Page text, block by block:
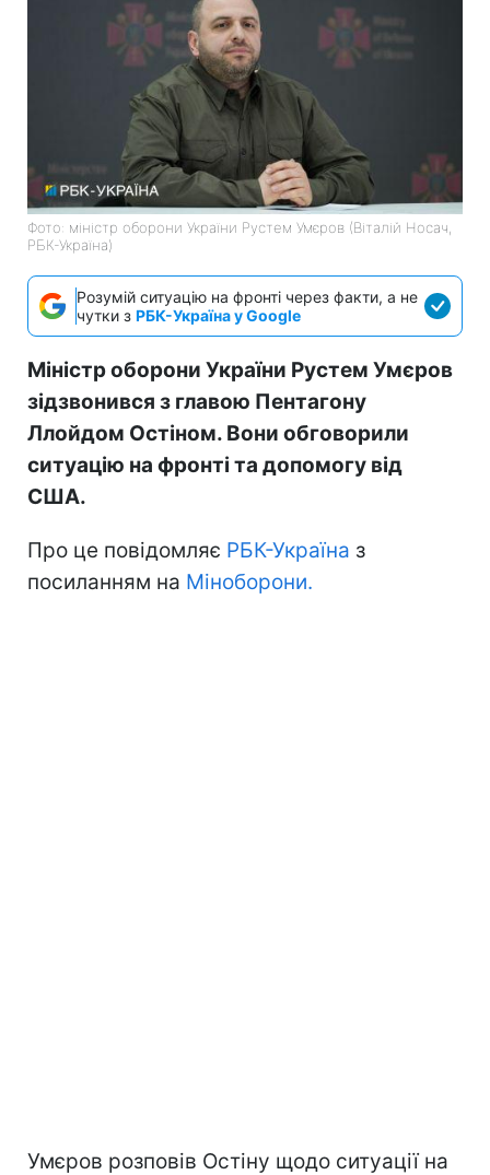
Фото: міністр оборони України Рустем Умєров (Віталій Носач,
РБК-Україна)
Розумій ситуацію на фронті через факти, а не
чутки з РБК-Україна у Google
Міністр оборони України Рустем Умєров
зідзвонився з главою Пентагону
Ллойдом Остіном. Вони обговорили
ситуацію на фронті та допомогу від
США.
Про це повідомляє РБК-Україна з
посиланням на Міноборони.
Умєров розповів Остіну щодо ситуації на